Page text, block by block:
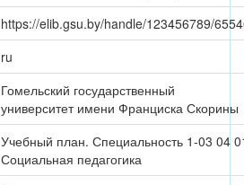
https://elib.gsu.by/handle/123456789/
ru
Гомельский государственный
университет имени Франциска Скорины
Учебный план. Специальность 1-03 04
Социальная педагогика